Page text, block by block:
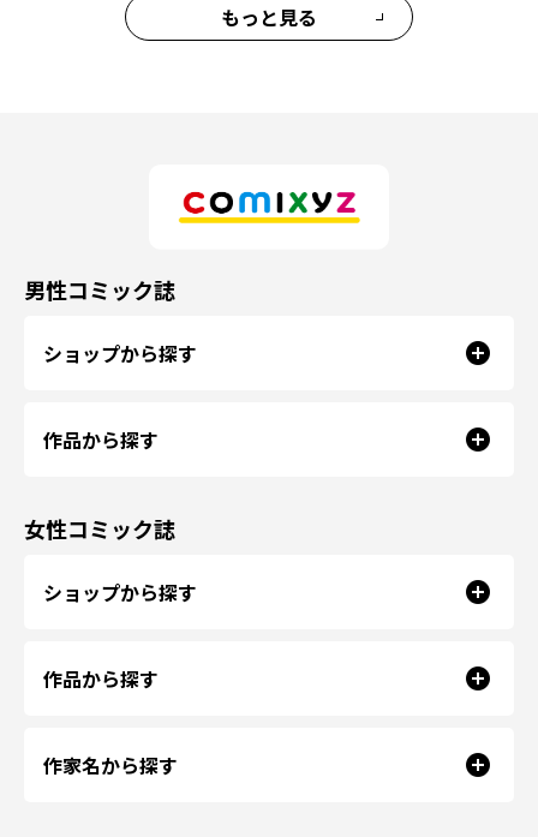
もっと見る
男性コミック誌
ショップから探す
作品から探す
女性コミック誌
ショップから探す
作品から探す
作家名から探す